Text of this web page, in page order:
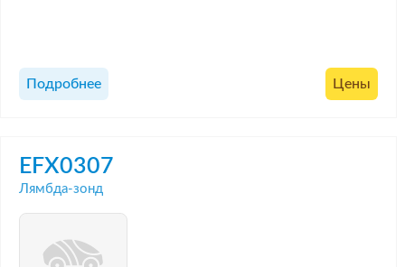
Подробнее Цены
EFX0307
Лямбда-зонд